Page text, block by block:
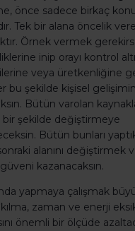
önce sadece birkaç
Tek bir alana öncelik
Örnek vermek
inip orayı kontrol
veya üretkenliğine
bu şekilde kişisel
Bütün varolan
bir şekilde değiştirmeye
Bütün bunları
alanını
kazanacaksın.
yapmaya çalışmak
zaman ve enerji
önemli bir ölçüde